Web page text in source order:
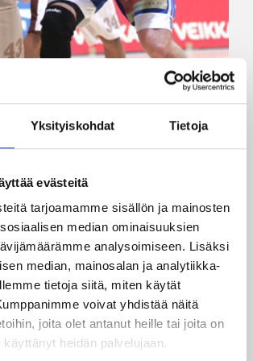
Yksityiskohdat Tietoja
evästeitä
tarjoamamme sisällön ja mainosten
median ominaisuuksien
analysoimiseen. Lisäksi
median, mainosalan ja analytiikka-
tietoja siitä, miten käytät
voivat yhdistää näitä
joita olet antanut heille tai joita on
heidän palvelujaan.
27.03.2010 00:00
runkosarjan voitto
riittää jännitystä
asti. Sekä runkosarjan